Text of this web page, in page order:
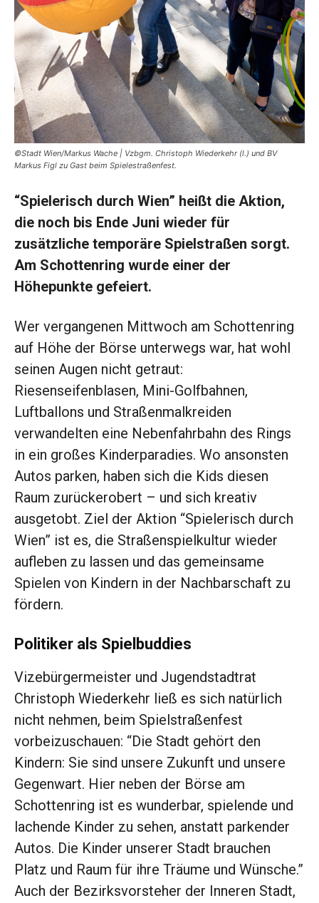
©Stadt Wien/Markus Wache | Vzbgm. Christoph Wiederkehr (l.) und BV
Markus Figl zu Gast beim Spielestraßenfest.
“Spielerisch durch Wien” heißt die Aktion,
die noch bis Ende Juni wieder für
zusätzliche temporäre Spielstraßen sorgt.
Am Schottenring wurde einer der
Höhepunkte gefeiert.
Wer vergangenen Mittwoch am Schottenring
auf Höhe der Börse unterwegs war, hat wohl
seinen Augen nicht getraut:
Riesenseifenblasen, Mini-Golfbahnen,
Luftballons und Straßenmalkreiden
verwandelten eine Nebenfahrbahn des Rings
in ein großes Kinderparadies. Wo ansonsten
Autos parken, haben sich die Kids diesen
Raum zurückerobert – und sich kreativ
ausgetobt. Ziel der Aktion “Spielerisch durch
Wien” ist es, die Straßenspielkultur wieder
aufleben zu lassen und das gemeinsame
Spielen von Kindern in der Nachbarschaft zu
fördern.
Politiker als Spielbuddies
Vizebürgermeister und Jugendstadtrat
Christoph Wiederkehr ließ es sich natürlich
nicht nehmen, beim Spielstraßenfest
vorbeizuschauen: “Die Stadt gehört den
Kindern: Sie sind unsere Zukunft und unsere
Gegenwart. Hier neben der Börse am
Schottenring ist es wunderbar, spielende und
lachende Kinder zu sehen, anstatt parkender
Autos. Die Kinder unserer Stadt brauchen
Platz und Raum für ihre Träume und Wünsche.”
Auch der Bezirksvorsteher der Inneren Stadt,